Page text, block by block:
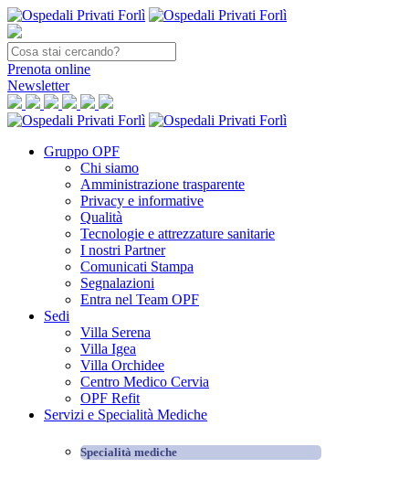
Prenota online
Newsletter
Gruppo OPF
Chi siamo
Amministrazione trasparente
Privacy e informative
Qualità
Tecnologie e attrezzature sanitarie
I nostri Partner
Comunicati Stampa
Segnalazioni
Entra nel Team OPF
Sedi
Villa Serena
Villa Igea
Villa Orchidee
Centro Medico Cervia
OPF Refit
Servizi e Specialità Mediche
Specialità mediche